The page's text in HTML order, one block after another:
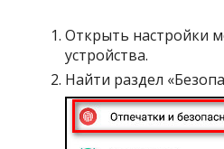
Открыть настройки
устройства.
Найти раздел